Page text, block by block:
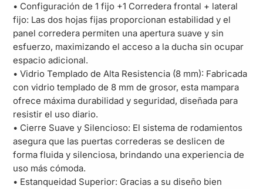
• Configuración de 1 fijo +1 Corredera frontal + lateral
fijo: Las dos hojas fijas proporcionan estabilidad y el
panel corredera permiten una apertura suave y sin
esfuerzo, maximizando el acceso a la ducha sin ocupar
espacio adicional.
• Vidrio Templado de Alta Resistencia (8 mm): Fabricada
con vidrio templado de 8 mm de grosor, esta mampara
ofrece máxima durabilidad y seguridad, diseñada para
resistir el uso diario.
• Cierre Suave y Silencioso: El sistema de rodamientos
asegura que las puertas correderas se deslicen de
forma fluida y silenciosa, brindando una experiencia de
uso más cómoda.
• Estanqueidad Superior: Gracias a su diseño bien